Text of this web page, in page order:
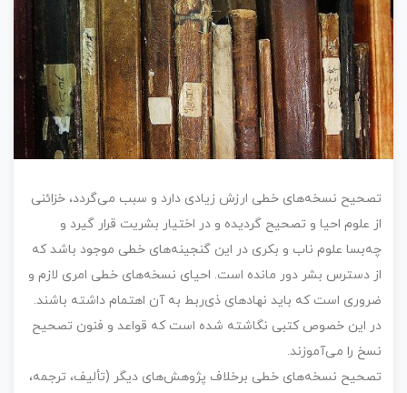
تصحیح نسخه‌های خطی ارزش زیادی دارد و سبب می‌گردد، خزائنی
از علوم احیا و تصحیح گردیده و در اختیار بشریت قرار گیرد و
چه‌بسا علوم ناب و بکری در این گنجینه‌های خطی موجود باشد که
از دسترس بشر دور مانده است. احیای نسخه‌های خطی امری لازم و
ضروری است که باید نهاد‌های ذی‌ربط به آن اهتمام داشته باشند.
در این خصوص کتبی نگاشته شده است که قواعد و فنون تصحیح
نسخ را می‌آموزند.
تصحیح نسخه‌های خطی برخلاف پژوهش‌های دیگر (تألیف، ترجمه،